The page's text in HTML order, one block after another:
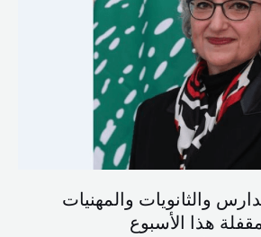
والثانويات والمهنيات
هذا الأسبوع